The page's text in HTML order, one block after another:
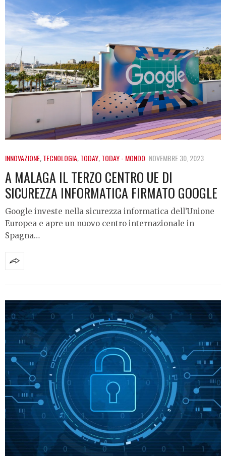
INNOVAZIONE,TECNOLOGIA,TODAY,TODAY - MONDO NOVEMBRE 30, 2023
A MALAGA IL TERZO CENTRO UE DI
SICUREZZA INFORMATICA FIRMATO GOOGLE
Google investe nella sicurezza informatica dell’Unione
Europea e apre un nuovo centro internazionale in
Spagna…